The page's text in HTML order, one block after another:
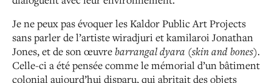
Je ne peux pas évoquer les Kaldor Public Art Projects
sans parler de l’artiste wiradjuri et kamilaroi Jonathan
Jones,et de son œuvrebarrangal dyara (skin and bones).
Celle-cia été pensée comme le mémorial d’un bâtiment
colonial aujourd’hui disparu, qui abritait des objets